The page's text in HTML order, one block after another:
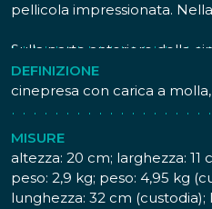
pellicola impressionata.
Sulla parte anteriore della
torretta rotante con tre
lunghezza focale che
intercambiati ruotando la
obiettivo ha un diaframma a
può essere variata ruotando
sull'obiettivo. Anche la
mediante una ghiera
DEFINIZIONE
cinepresa con carica a
MISURE
altezza: 20 cm; larghezza: 11
peso: 2,9 kg; peso: 4,95 kg
lunghezza: 32 cm (custodia);